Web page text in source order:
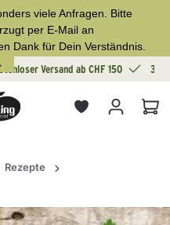
viele Anfragen. Bitte
per E-Mail an
Dank für Dein Verständnis.
Versand ab CHF 150 30
Rezepte